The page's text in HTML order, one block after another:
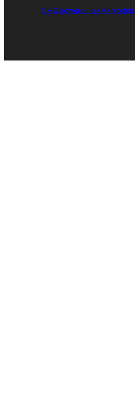
CMS powered by VXModels